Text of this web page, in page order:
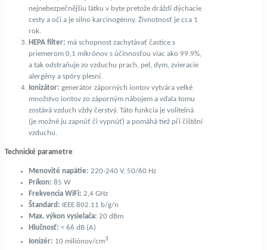
nejnebezpečnějšiu látku v byte pretože dráždí dýchacie
cesty a oči a je silno karcinogénny. Živnotnosť je cca 1
rok.
HEPA filter: má schopnost zachytávať častice s
priemerom 0,1 mikrónov s účinnosťou viac ako 99.9%,
a tak odstraňuje zo vzduchu prach, pel, dym, zvieracie
alergény a spóry plesní.
Ionizátor: generátor záporných iontov vytvára velké
množstvo iontov zo záporným nábojem a vďala tomu
zostává vzduch vždy čerstvý. Táto funkcia je volitelná
(je možné ju zapnúť či vypnúť) a pomáhá tiež při čištění
vzduchu.
Technické parametre
Menovité napätie: 220-240 V, 50/60 Hz
Príkon: 85 W
Frekvencia WiFi: 2,4 GHz
Štandard: IEEE 802.11 b/g/n
Max. výkon vysielača: 20 dBm
Hlučnosť: < 66 dB (A)
Ionizér: 10 miliónov/cm3